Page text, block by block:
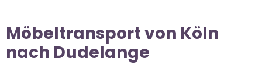
Möbeltransport von Köln
nach Dudelange